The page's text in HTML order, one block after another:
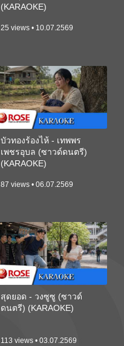
(KARAOKE)
25 views • 10.07.2569
บัวทองร้องไห้ - เทพพร
เพชรอุบล (ซาวด์ดนตรี)
(KARAOKE)
87 views • 06.07.2569
สุดยอด - วงซูซู (ซาวด์
ดนตรี) (KARAOKE)
113 views • 03.07.2569